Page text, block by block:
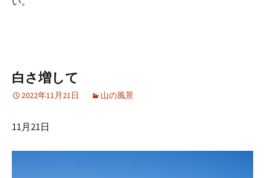
白さ増して
2022年11月21日 山の風景
11月21日